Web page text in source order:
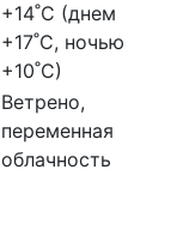
+14˚C (днем
+17˚C, ночью
+10˚C)
Ветрено,
переменная
облачность